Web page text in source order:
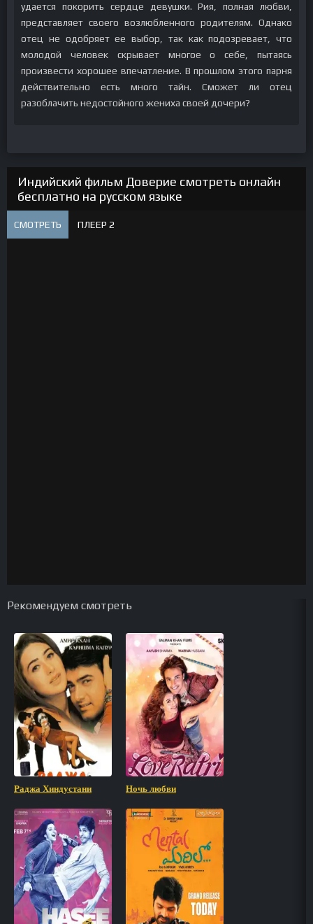
удается покорить сердце девушки. Рия, полная любви,
представляет своего возлюбленного родителям. Однако
отец не одобряет ее выбор, так как подозревает, что
молодой человек скрывает многое о себе, пытаясь
произвести хорошее впечатление. В прошлом этого парня
действительно есть много тайн. Сможет ли отец
разоблачить недостойного жениха своей дочери?
Индийский фильм Доверие смотреть онлайн
бесплатно на русском языке
СМОТРЕТЬ ПЛЕЕР 2
Рекомендуем смотреть
Раджа Хиндустани Ночь любви